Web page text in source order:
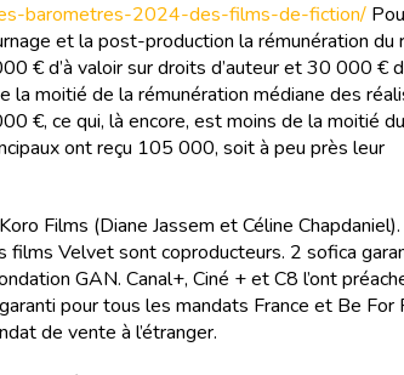
barometres-2024-des-films-de-fiction/
et la post-production la rémunération du
€ d’à valoir sur droits d’auteur et 30 000 €
la moitié de la rémunération médiane des
€, ce qui, là encore, est moins de la moitié
ont reçu 105 000, soit à peu près leur
Films (Diane Jassem et Céline
Velvet sont coproducteurs. 2 sofica
GAN. Canal+, Ciné + et C8 l’ont
pour tous les mandats France et Be For
de vente à l’étranger.